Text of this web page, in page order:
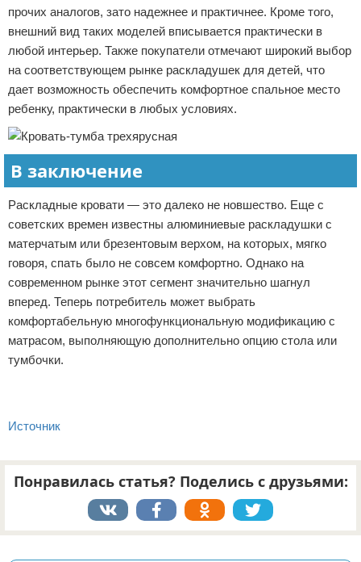
прочих аналогов, зато надежнее и практичнее. Кроме того,
внешний вид таких моделей вписывается практически в
любой интерьер. Также покупатели отмечают широкий выбор
на соответствующем рынке раскладушек для детей, что
дает возможность обеспечить комфортное спальное место
ребенку, практически в любых условиях.
В заключение
Раскладные кровати — это далеко не новшество. Еще с
советских времен известны алюминиевые раскладушки с
матерчатым или брезентовым верхом, на которых, мягко
говоря, спать было не совсем комфортно. Однако на
современном рынке этот сегмент значительно шагнул
вперед. Теперь потребитель может выбрать
комфортабельную многофункциональную модификацию с
матрасом, выполняющую дополнительно опцию стола или
тумбочки.
Источник
Понравилась статья? Поделись с друзьями: